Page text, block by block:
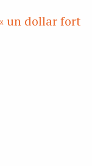
un dollar fort